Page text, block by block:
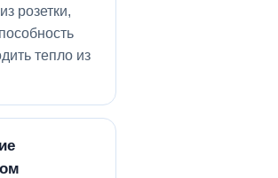
розетки,
тепло из